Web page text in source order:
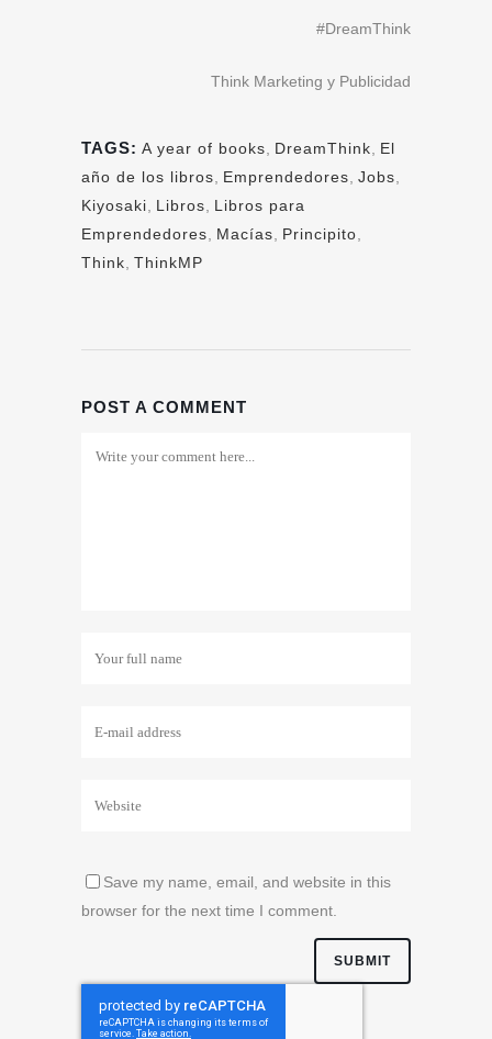
#DreamThink
Think Marketing y Publicidad
TAGS: A year of books DreamThink
El
año de los libros
Emprendedores Jobs
Kiyosaki
Libros
Libros para
Emprendedores
Macías Principito
Think ThinkMP
POST A COMMENT
Save my name, email, and website in this
browser for the next time I comment.